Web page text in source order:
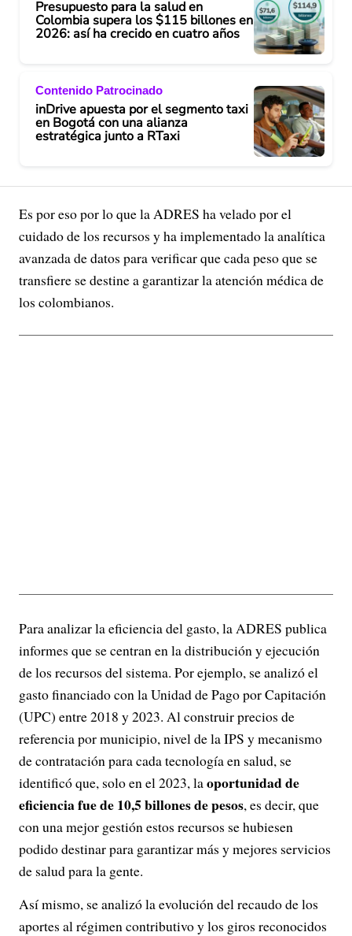
Presupuesto para la salud en
Colombia supera los $115 billones en
2026: así ha crecido en cuatro años
Contenido Patrocinado
inDrive apuesta por el segmento taxi
en Bogotá con una alianza
estratégica junto a RTaxi
Es por eso por lo que la ADRES ha velado por el
cuidado de los recursos y ha implementado la analítica
avanzada de datos para verificar que cada peso que se
transfiere se destine a garantizar la atención médica de
los colombianos.
Para analizar la eficiencia del gasto, la ADRES publica
informes que se centran en la distribución y ejecución
de los recursos del sistema. Por ejemplo, se analizó el
gasto financiado con la Unidad de Pago por Capitación
(UPC) entre 2018 y 2023. Al construir precios de
referencia por municipio, nivel de la IPS y mecanismo
de contratación para cada tecnología en salud, se
identificó que, solo en el 2023, laoportunidad de
eficiencia fue de 10,5 billones de pesos, es decir, que
con una mejor gestión estos recursos se hubiesen
podido destinar para garantizar más y mejores servicios
de salud para la gente.
Así mismo, se analizó la evolución del recaudo de los
aportes al régimen contributivo y los giros reconocidos